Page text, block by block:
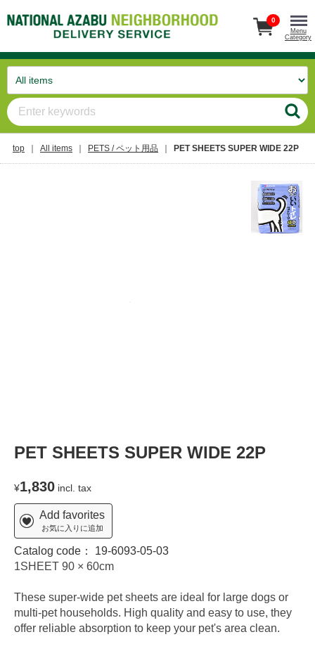
0
Menu
Category
top All items PETS / ペット用品 PET SHEETS SUPER WIDE 22P
PET SHEETS SUPER WIDE 22P
¥1,830 incl. tax
Add favorites
お気に入りに追加
Catalog code： 19-6093-05-03
1SHEET 90 × 60cm
These super-wide pet sheets are ideal for large dogs or
multi-pet households. High quality and easy to use, they
offer reliable absorption to keep your pet's area clean.